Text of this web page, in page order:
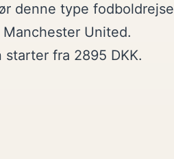
denne type fodboldrejse
United.
fra 2895 DKK.